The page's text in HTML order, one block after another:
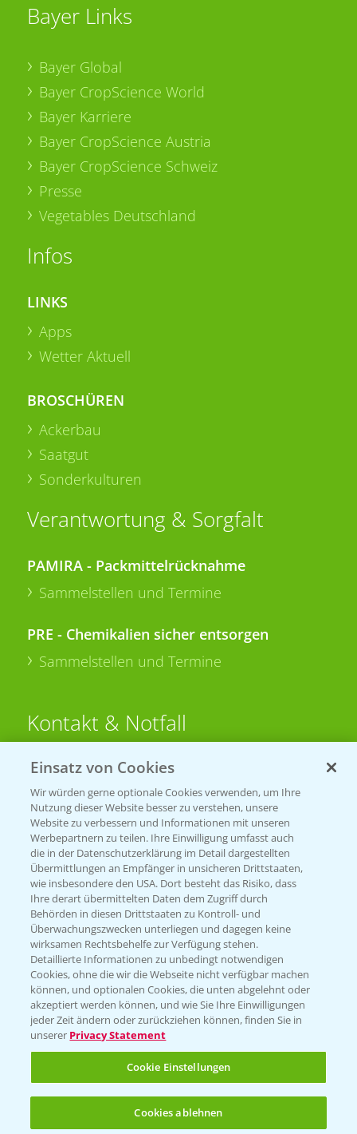
Bayer Links
Bayer Global
Bayer CropScience World
Bayer Karriere
Bayer CropScience Austria
Bayer CropScience Schweiz
Presse
Vegetables Deutschland
Infos
LINKS
Apps
Wetter Aktuell
BROSCHÜREN
Ackerbau
Saatgut
Sonderkulturen
Verantwortung & Sorgfalt
PAMIRA - Packmittelrücknahme
Sammelstellen und Termine
PRE - Chemikalien sicher entsorgen
Sammelstellen und Termine
Kontakt & Notfall
Beratung auf WhatsApp
T.+49 (0)174 346 564 1
KONTAKT
Hilfe in Notfällen
T.+49 (0)214/30-20220
Folgen Sie uns
Einsatz von Cookies
Wir würden gerne optionale Cookies verwenden, um Ihre
Nutzung dieser Website besser zu verstehen, unsere
Website zu verbessern und Informationen mit unseren
Werbepartnern zu teilen. Ihre Einwilligung umfasst auch
die in der Datenschutzerklärung im Detail dargestellten
Übermittlungen an Empfänger in unsicheren Drittstaaten,
wie insbesondere den USA. Dort besteht das Risiko, dass
Ihre derart übermittelten Daten dem Zugriff durch
Behörden in diesen Drittstaaten zu Kontroll- und
Überwachungszwecken unterliegen und dagegen keine
wirksamen Rechtsbehelfe zur Verfügung stehen.
Detaillierte Informationen zu unbedingt notwendigen
Cookies, ohne die wir die Webseite nicht verfügbar machen
können, und optionalen Cookies, die unten abgelehnt oder
akzeptiert werden können, und wie Sie Ihre Einwilligungen
jeder Zeit ändern oder zurückziehen können, finden Sie in
unserer Privacy Statement
Cookie Einstellungen
Cookies ablehnen